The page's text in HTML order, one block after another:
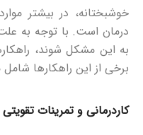
خوشبختانه، در بیشتر
درمان است. با توجه به
به این مشکل شوند،
برخی از این راهکارها شامل
کاردرمانی و تمرینات تقویتی